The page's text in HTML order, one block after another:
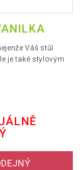
Váš stůl
je také stylovým